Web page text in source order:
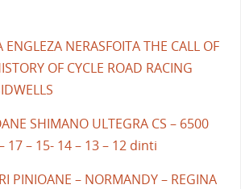
ENGLEZA NERASFOITA THE CALL OF
OF CYCLE ROAD RACING
SHIMANO ULTEGRA CS – 6500
17 – 15- 14 – 13 – 12 dinti
PINIOANE – NORMANDY – REGINA